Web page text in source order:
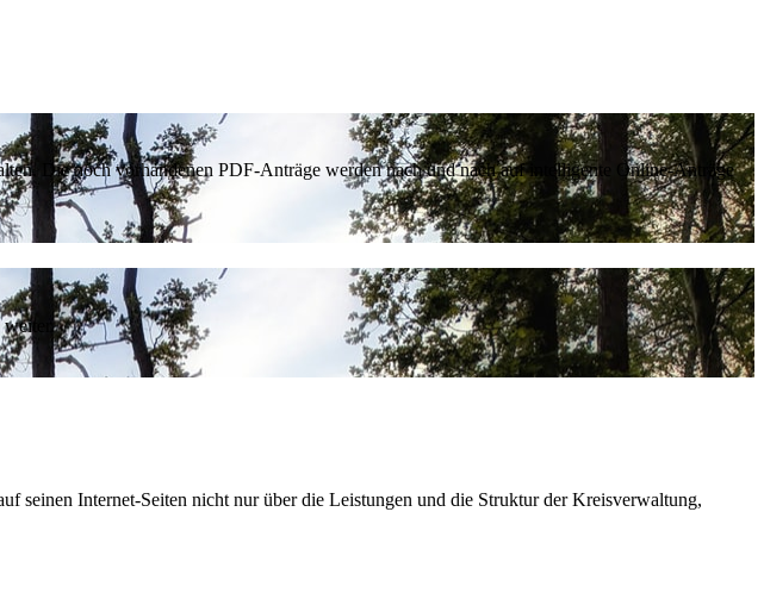
Die noch vorhandenen PDF-Anträge werden nach und nach auf intelligente Online-Anträge
weiter.
seinen Internet-Seiten nicht nur über die Leistungen und die Struktur der Kreisverwaltung,